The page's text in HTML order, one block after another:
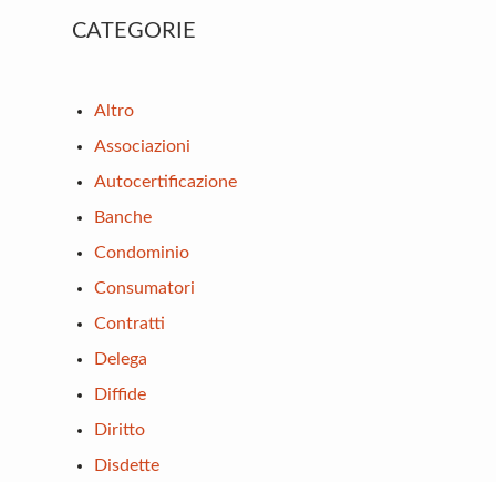
Primary
CATEGORIE
Altro
Associazioni
Autocertificazione
Banche
Condominio
Consumatori
Contratti
Delega
Diffide
Diritto
Disdette